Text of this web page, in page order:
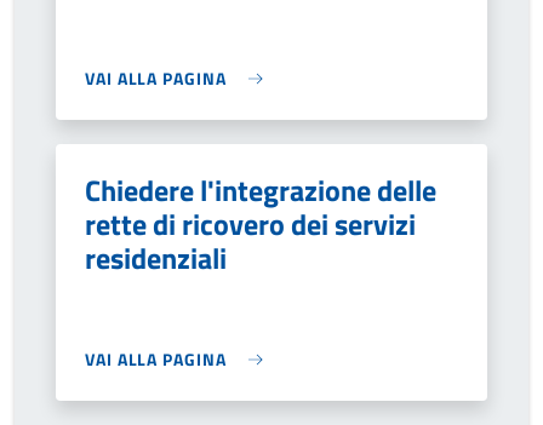
VAI ALLA PAGINA
Chiedere l'integrazione delle
rette di ricovero dei servizi
residenziali
VAI ALLA PAGINA